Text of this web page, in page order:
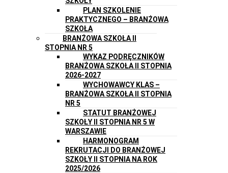
PLAN SZKOLENIE
PRAKTYCZNEGO – BRANŻOWA
SZKOŁA
BRANŻOWA SZKOŁA II
STOPNIA NR 5
WYKAZ PODRĘCZNIKÓW
BRANŻOWA SZKOŁA II STOPNIA
2026-2027
WYCHOWAWCY KLAS –
BRANŻOWA SZKOŁA II STOPNIA
NR 5
STATUT BRANŻOWEJ
SZKOŁY II STOPNIA NR 5 W
WARSZAWIE
HARMONOGRAM
REKRUTACJI DO BRANŻOWEJ
SZKOŁY II STOPNIA NA ROK
2025/2026